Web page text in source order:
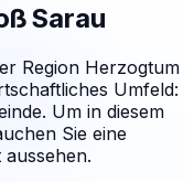
Sarau
Region Herzogtum
Umfeld:
Um in diesem
Sie eine